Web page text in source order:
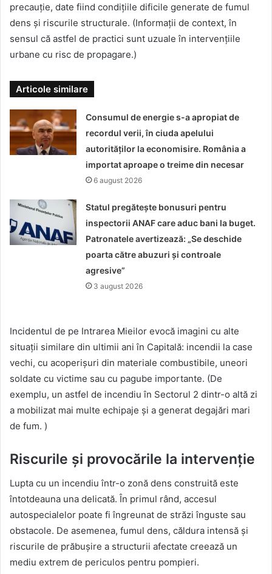
precauție, date fiind condițiile dificile generate de fumul
dens și riscurile structurale. (Informații de context, în
sensul că astfel de practici sunt uzuale în intervențiile
urbane cu risc de propagare.)
Articole similare
Consumul de energie s-a apropiat de
recordul verii, în ciuda apelului
autorităților la economisire. România a
importat aproape o treime din necesar
6 august 2026
Statul pregătește bonusuri pentru
inspectorii ANAF care aduc bani la buget.
Patronatele avertizează: „Se deschide
poarta către abuzuri și controale
agresive”
3 august 2026
Incidentul de pe Intrarea Mieilor evocă imagini cu alte
situații similare din ultimii ani în Capitală: incendii la case
vechi, cu acoperișuri din materiale combustibile, uneori
soldate cu victime sau cu pagube importante. (De
exemplu, un astfel de incendiu în Sectorul 2 dintr-o altă zi
a mobilizat mai multe echipaje și a generat degajări mari
de fum. )
Riscurile și provocările la intervenție
Lupta cu un incendiu într-o zonă dens construită este
întotdeauna una delicată. În primul rând, accesul
autospecialelor poate fi îngreunat de străzi înguste sau
obstacole. De asemenea, fumul dens, căldura intensă și
riscurile de prăbușire a structurii afectate creează un
mediu extrem de periculos pentru pompieri.